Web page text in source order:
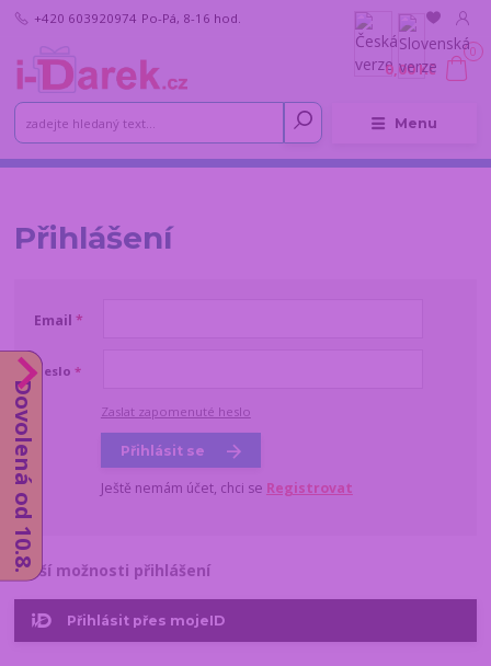
Menu
+420 603920974 Po-Pá, 8-16 hod.
0
0,00 Kč
Přihlášení
Email *
Heslo *
Zaslat zapomenuté heslo
Přihlásit se
Ještě nemám účet, chci se Registrovat
Další možnosti přihlášení
Přihlásit přes mojeID
Dovolená od 10.8.